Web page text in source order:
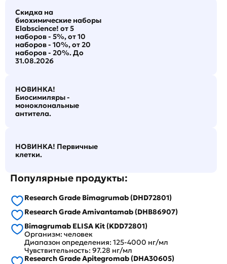
Скидка на
биохимические наборы
Elabscience! от 5
наборов - 5%, от 10
наборов - 10%, от 20
наборов - 20%. До
31.08.2026
НОВИНКА!
Биосимиляры -
моноклональные
антитела.
НОВИНКА! Первичные
клетки.
Популярные продукты:
Research Grade Bimagrumab (DHD72801)
Research Grade Amivantamab (DHB86907)
Bimagrumab ELISA Kit (KDD72801)
Организм: человек
Диапазон определения: 125-4000 нг/мл
Чувствительность: 97.28 нг/мл
Research Grade Apitegromab (DHA30605)